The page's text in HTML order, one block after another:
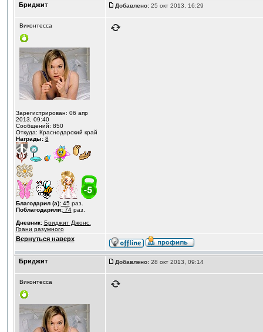
Бриджит Добавлено:25 окт 2013, 16:29
Виконтесса
Зарегистрирован: 06 апр
2013, 09:40
Сообщений: 850
Откуда: Краснодарский край
Награды: 8
Благодарил (а):45раз.
Поблагодарили:74раз.
Дневник: Бриджит Джонс.
Грани разумного
Вернуться наверх
Бриджит Добавлено:28 окт 2013, 09:14
Виконтесса